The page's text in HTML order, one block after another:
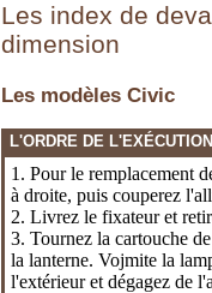
Les index de
dimension
Les modèles Civic
L'ORDRE DE L'EXÉCUTION
1. Pour le remplacement
à droite, puis couperez
2. Livrez le fixateur et
3. Tournez la cartouche
la lanterne. Vojmite la
l'extérieur et dégagez de